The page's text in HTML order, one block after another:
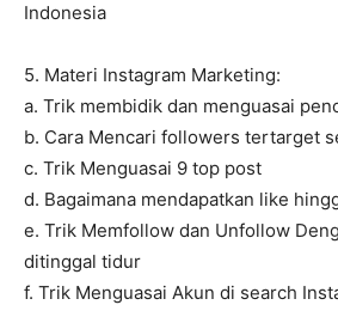
Indonesia
5. Materi Instagram Marketing:
a. Trik membidik dan menguasai
b. Cara Mencari followers tertarget
c. Trik Menguasai 9 top post
d. Bagaimana mendapatkan like
e. Trik Memfollow dan Unfollow
ditinggal tidur
f. Trik Menguasai Akun di search